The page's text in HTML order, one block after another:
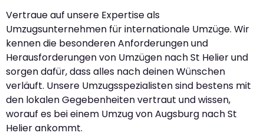
Vertraue auf unsere Expertise als
Umzugsunternehmen für internationale Umzüge. Wir
kennen die besonderen Anforderungen und
Herausforderungen von Umzügen nach St Helier und
sorgen dafür, dass alles nach deinen Wünschen
verläuft. Unsere Umzugsspezialisten sind bestens mit
den lokalen Gegebenheiten vertraut und wissen,
worauf es bei einem Umzug von Augsburg nach St
Helier ankommt.